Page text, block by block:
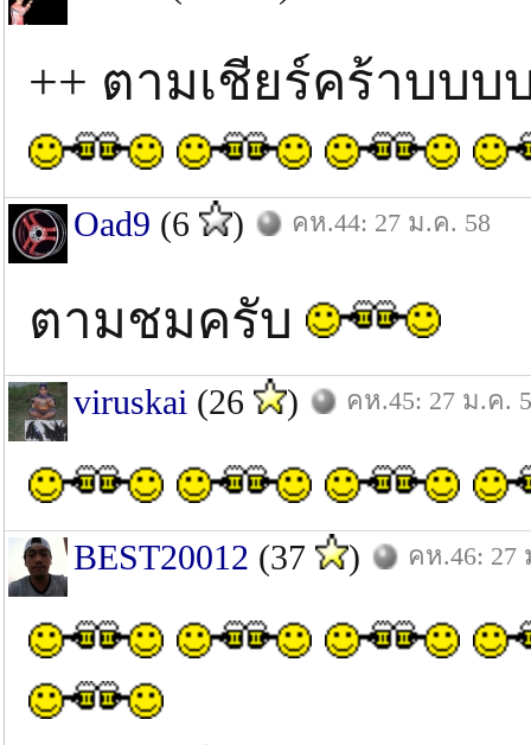
++ ตามเชียร์คร้าบบ
Oad9 (6 ) คห.44: 27 ม.ค. 58
ตามชมครับ
viruskai (26 ) คห.45: 27 ม.ค.
BEST20012 (37 ) คห.46: 27